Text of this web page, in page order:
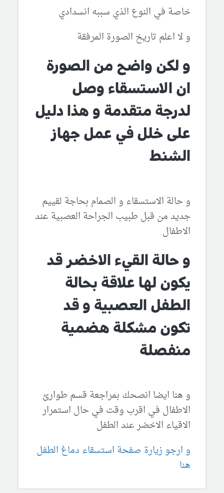
خاصة في النوع الذي سببه انسدادي
و لا اعلم تاريخ الصورة المرفقة
و لكن واضح من الصورة
ان الاستسقاء وصل
لدرجة متقدمة و هذا دليل
على خلل في عمل جهاز
الشنط
و حالة الاستسقاء و الصمام بحاجة لقييم
جديد من قبل طبيب الجراحة العصبية عند
الاطفال
و حالة القيء الاخضر قد
يكون لها علاقة بحالة
الطفل العصبية و قد
تكون مشكلة هضمية
منفصلة
و هنا ايضا انصحك بمراجعة قسم طوارئ
الاطفال في اقرب وقت في حال استمرار
الاقياء الاخضر عند الطفل
و ارجو زيارة صفحة استسقاء دماغ الطفل
هنا